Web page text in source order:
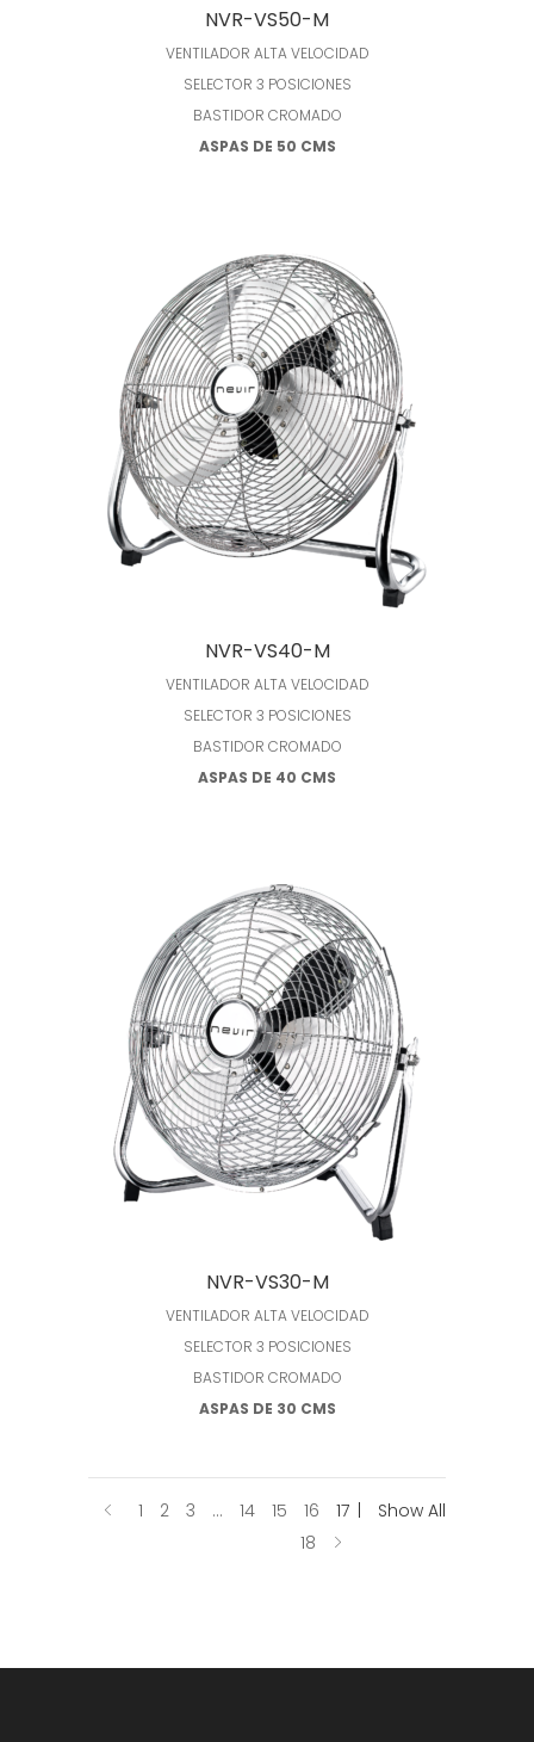
NVR-VS50-M
VENTILADOR ALTA VELOCIDAD
SELECTOR 3 POSICIONES
BASTIDOR CROMADO
ASPAS DE 50 CMS
NVR-VS40-M
VENTILADOR ALTA VELOCIDAD
SELECTOR 3 POSICIONES
BASTIDOR CROMADO
ASPAS DE 40 CMS
NVR-VS30-M
VENTILADOR ALTA VELOCIDAD
SELECTOR 3 POSICIONES
BASTIDOR CROMADO
ASPAS DE 30 CMS
1 2 3 … 14 15 16
17
18
Show All